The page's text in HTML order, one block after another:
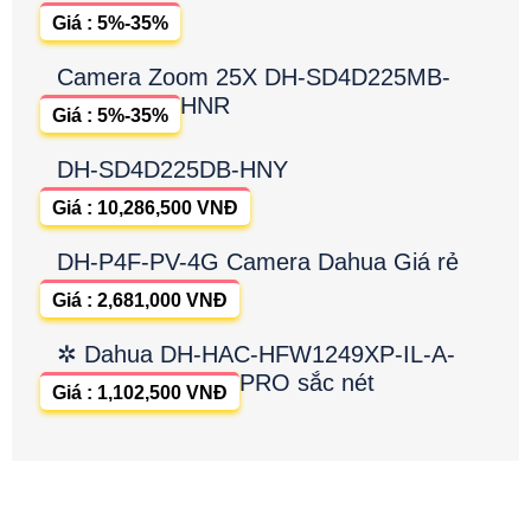
Giá : 5%-35%
Camera Zoom 25X DH-SD4D225MB-
HNR
Giá : 5%-35%
DH-SD4D225DB-HNY
Giá : 10,286,500 VNĐ
DH-P4F-PV-4G Camera Dahua Giá rẻ
Giá : 2,681,000 VNĐ
✲ Dahua DH-HAC-HFW1249XP-IL-A-
PRO sắc nét
Giá : 1,102,500 VNĐ